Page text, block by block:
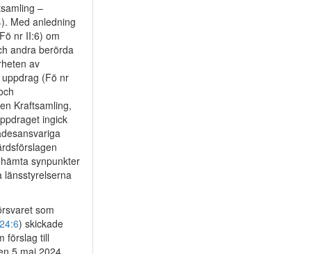
–
). Med anledning
nr II:6) om
andra berörda
av
(Fö nr
Kraftsamling,
ingick
synpunkter
länsstyrelserna
som
) skickade
förslag till
5 maj 2024